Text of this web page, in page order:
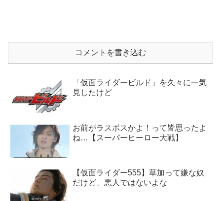
コメントを書き込む
「仮面ライダービルド」を久々に一気
見したけど
お前がラスボスかよ！って皆思ったよ
ね…【スーパーヒーロー大戦】
【仮面ライダー555】草加って嫌な奴
だけど、悪人ではないよな